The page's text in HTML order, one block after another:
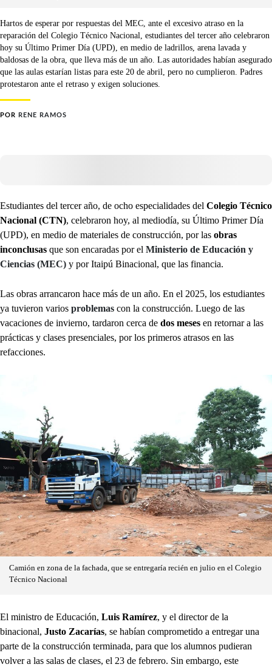
Hartos de esperar por respuestas del MEC, ante el excesivo atraso en la
reparación del Colegio Técnico Nacional, estudiantes del tercer año celebraron
hoy su Último Primer Día (UPD), en medio de ladrillos, arena lavada y
baldosas de la obra, que lleva más de un año. Las autoridades habían asegurado
que las aulas estarían listas para este 20 de abril, pero no cumplieron. Padres
protestaron ante el retraso y exigen soluciones.
POR RENE RAMOS
Estudiantes del tercer año, de ocho especialidades del Colegio Técnico
Nacional (CTN), celebraron hoy, al mediodía, su Último Primer Día
(UPD), en medio de materiales de construcción, por las obras
inconclusas que son encaradas por el Ministerio de Educación y
Ciencias (MEC) y por Itaipú Binacional, que las financia.
Las obras arrancaron hace más de un año. En el 2025, los estudiantes
ya tuvieron varios problemas con la construcción. Luego de las
vacaciones de invierno, tardaron cerca de dos meses en retornar a las
prácticas y clases presenciales, por los primeros atrasos en las
refacciones.
Camión en zona de la fachada, que se entregaría recién en julio en el Colegio
Técnico Nacional
El ministro de Educación, Luis Ramírez, y el director de la
binacional, Justo Zacarías, se habían comprometido a entregar una
parte de la construcción terminada, para que los alumnos pudieran
volver a las salas de clases, el 23 de febrero. Sin embargo, este